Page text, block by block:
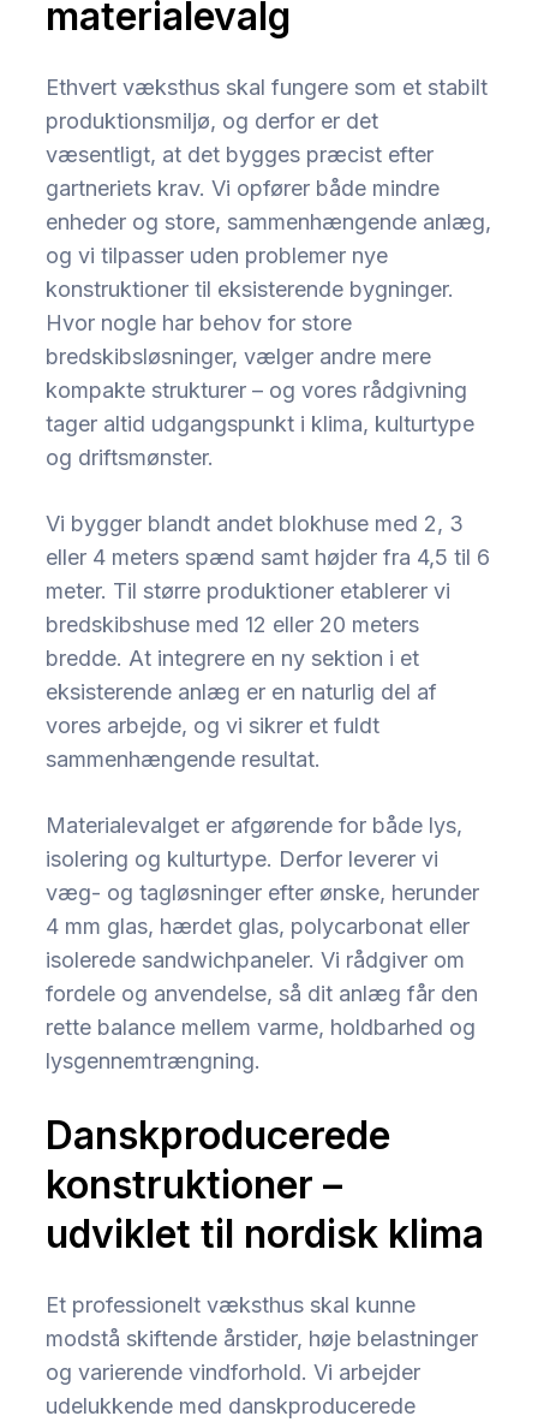
materialevalg
Ethvert væksthus skal fungere som et stabilt
produktionsmiljø, og derfor er det
væsentligt, at det bygges præcist efter
gartneriets krav. Vi opfører både mindre
enheder og store, sammenhængende anlæg,
og vi tilpasser uden problemer nye
konstruktioner til eksisterende bygninger.
Hvor nogle har behov for store
bredskibsløsninger, vælger andre mere
kompakte strukturer – og vores rådgivning
tager altid udgangspunkt i klima, kulturtype
og driftsmønster.
Vi bygger blandt andet blokhuse med 2, 3
eller 4 meters spænd samt højder fra 4,5 til 6
meter. Til større produktioner etablerer vi
bredskibshuse med 12 eller 20 meters
bredde. At integrere en ny sektion i et
eksisterende anlæg er en naturlig del af
vores arbejde, og vi sikrer et fuldt
sammenhængende resultat.
Materialevalget er afgørende for både lys,
isolering og kulturtype. Derfor leverer vi
væg- og tagløsninger efter ønske, herunder
4 mm glas, hærdet glas, polycarbonat eller
isolerede sandwichpaneler. Vi rådgiver om
fordele og anvendelse, så dit anlæg får den
rette balance mellem varme, holdbarhed og
lysgennemtrængning.
Danskproducerede
konstruktioner –
udviklet til nordisk klima
Et professionelt væksthus skal kunne
modstå skiftende årstider, høje belastninger
og varierende vindforhold. Vi arbejder
udelukkende med danskproducerede